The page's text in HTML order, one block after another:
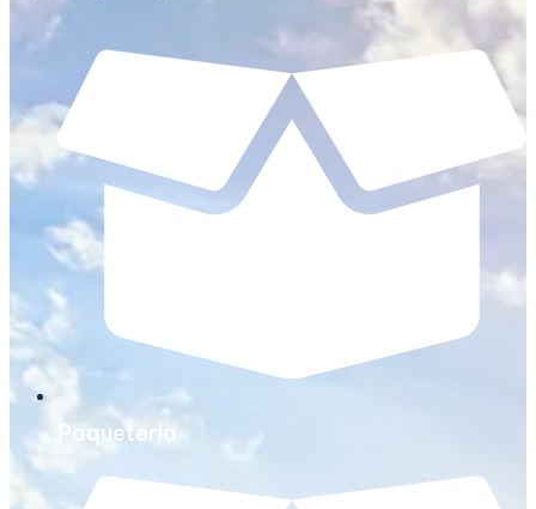
Paquetería